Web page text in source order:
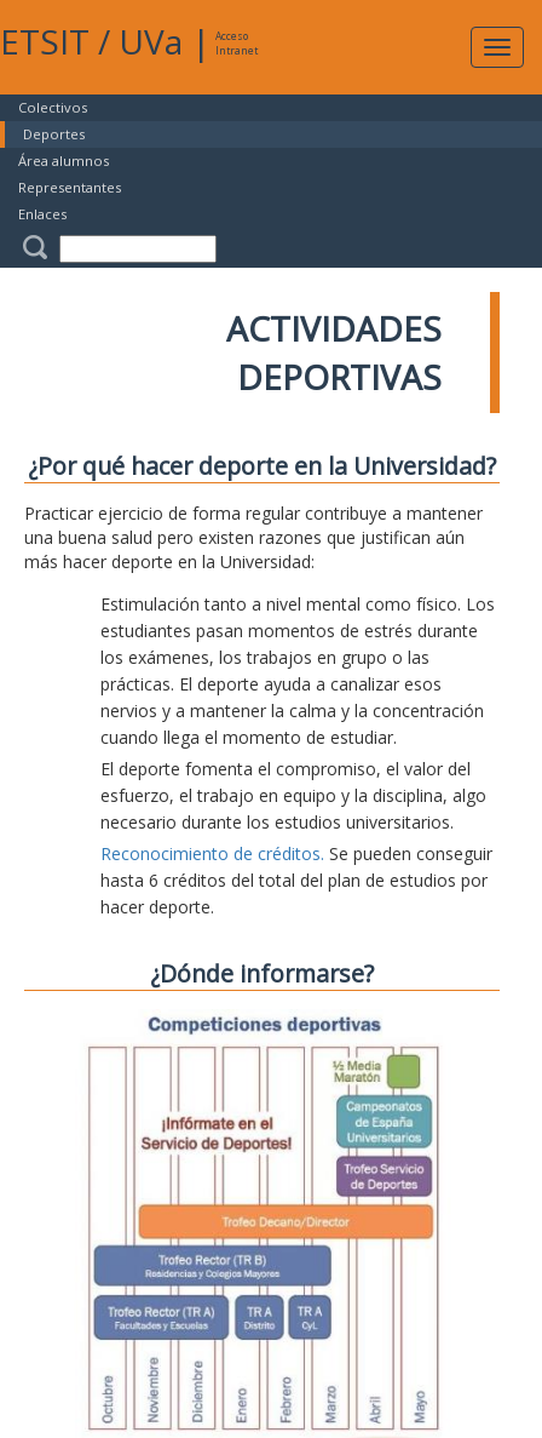
ETSIT / UVa |
Acceso
Intranet
Colectivos
Deportes
Área alumnos
Representantes
Enlaces
ACTIVIDADES
DEPORTIVAS
¿Por qué hacer deporte en la Universidad?
Practicar ejercicio de forma regular contribuye a mantener
una buena salud pero existen razones que justifican aún
más hacer deporte en la Universidad:
Estimulación tanto a nivel mental como físico. Los
estudiantes pasan momentos de estrés durante
los exámenes, los trabajos en grupo o las
prácticas. El deporte ayuda a canalizar esos
nervios y a mantener la calma y la concentración
cuando llega el momento de estudiar.
El deporte fomenta el compromiso, el valor del
esfuerzo, el trabajo en equipo y la disciplina, algo
necesario durante los estudios universitarios.
Reconocimiento de créditos. Se pueden conseguir
hasta 6 créditos del total del plan de estudios por
hacer deporte.
¿Dónde informarse?